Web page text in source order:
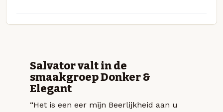
Salvator valt in de
smaakgroep Donker &
Elegant
“Het is een eer mijn Beerlijkheid aan u